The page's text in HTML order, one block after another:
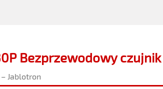
Bezprzewodowy
– Jablotron